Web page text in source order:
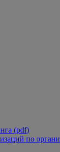
(pdf)
по